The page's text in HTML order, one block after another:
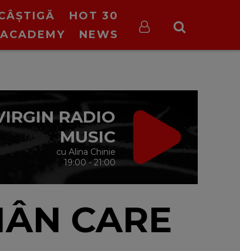
HOT 30
NEWS
RADIO
MUSIC
cu Alina Chinie
19:00 - 21:00
CARE